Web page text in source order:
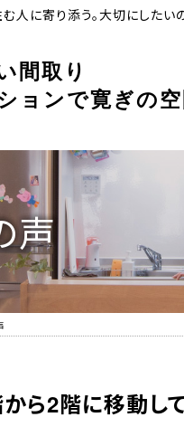
人に寄り添う。大切にしたい
間取り
ョンで寛ぎの空
声
ら2階に移動し